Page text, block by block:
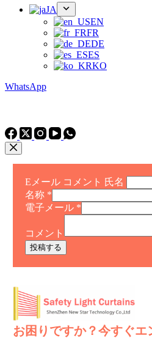
JA
EN
FR
DE
ES
KO
WhatsApp
Eメール コメント 氏名
名称 *
電子メール *
コメント
投稿する
お困りですか？今すぐエ